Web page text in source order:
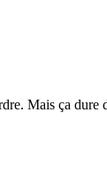
Mais ça dure